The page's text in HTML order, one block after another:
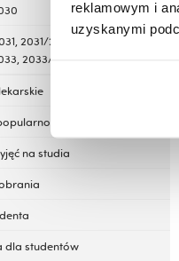
reklamowym i
uzyskanymi
2031/2032,
2033/2034
kierunków
na studia
dla studentów